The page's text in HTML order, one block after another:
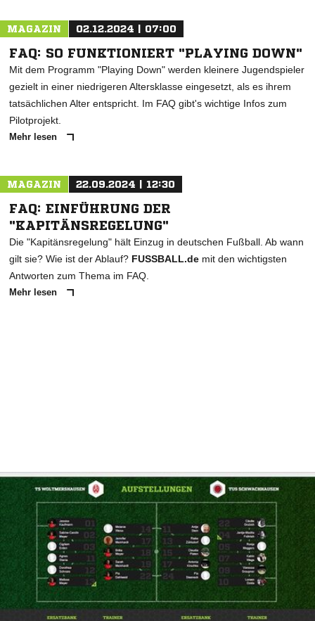
MAGAZIN 02.12.2024 | 07:00
FAQ: SO FUNKTIONIERT "PLAYING DOWN"
Mit dem Programm "Playing Down" werden kleinere Jugendspieler
gezielt in einer niedrigeren Altersklasse eingesetzt, als es ihrem
tatsächlichen Alter entspricht. Im FAQ gibt's wichtige Infos zum
Pilotprojekt.
Mehr lesen
MAGAZIN 22.09.2024 | 12:30
FAQ: EINFÜHRUNG DER
"KAPITÄNSREGELUNG"
Die "Kapitänsregelung" hält Einzug in deutschen Fußball. Ab wann
gilt sie? Wie ist der Ablauf? FUSSBALL.de mit den wichtigsten
Antworten zum Thema im FAQ.
Mehr lesen